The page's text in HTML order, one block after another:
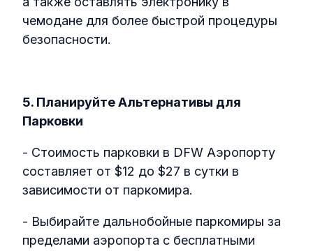
чемодане для более быстрой процедуры
безопасности.
5. Планируйте Альтернативы для
Парковки
- Стоимость парковки в DFW Аэропорту
составляет от $12 до $27 в сутки в
зависимости от паркомира.
- Выбирайте дальнобойные паркомиры за
пределами аэропорта с бесплатными